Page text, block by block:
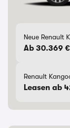
Neue Renault
Ab 30.369 €
Renault
Leasen ab